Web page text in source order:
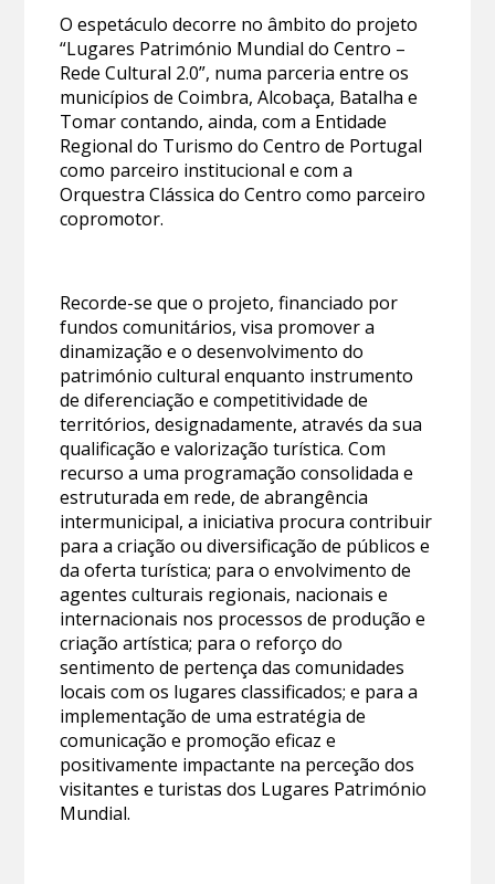
O espetáculo decorre no âmbito do projeto
“Lugares Património Mundial do Centro –
Rede Cultural 2.0”, numa parceria entre os
municípios de Coimbra, Alcobaça, Batalha e
Tomar contando, ainda, com a Entidade
Regional do Turismo do Centro de Portugal
como parceiro institucional e com a
Orquestra Clássica do Centro como parceiro
copromotor.
Recorde-se que o projeto, financiado por
fundos comunitários, visa promover a
dinamização e o desenvolvimento do
património cultural enquanto instrumento
de diferenciação e competitividade de
territórios, designadamente, através da sua
qualificação e valorização turística. Com
recurso a uma programação consolidada e
estruturada em rede, de abrangência
intermunicipal, a iniciativa procura contribuir
para a criação ou diversificação de públicos e
da oferta turística; para o envolvimento de
agentes culturais regionais, nacionais e
internacionais nos processos de produção e
criação artística; para o reforço do
sentimento de pertença das comunidades
locais com os lugares classificados; e para a
implementação de uma estratégia de
comunicação e promoção eficaz e
positivamente impactante na perceção dos
visitantes e turistas dos Lugares Património
Mundial.